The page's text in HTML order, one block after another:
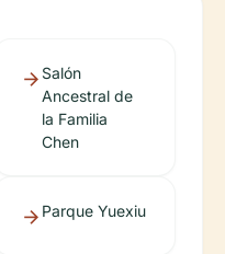
Salón
Ancestral de
la Familia
Chen
Parque Yuexiu